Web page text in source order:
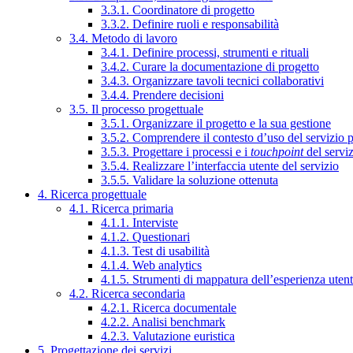
3.3.1. Coordinatore di progetto
3.3.2. Definire ruoli e responsabilità
3.4. Metodo di lavoro
3.4.1. Definire processi, strumenti e rituali
3.4.2. Curare la documentazione di progetto
3.4.3. Organizzare tavoli tecnici collaborativi
3.4.4. Prendere decisioni
3.5. Il processo progettuale
3.5.1. Organizzare il progetto e la sua gestione
3.5.2. Comprendere il contesto d’uso del servizio
3.5.3. Progettare i processi e i touchpointdel
3.5.4. Realizzare l’interfaccia utente del servizio
3.5.5. Validare la soluzione ottenuta
4. Ricerca progettuale
4.1. Ricerca primaria
4.1.1. Interviste
4.1.2. Questionari
4.1.3. Test di usabilità
4.1.4. Web analytics
4.1.5. Strumenti di mappatura dell’esperienza
4.2. Ricerca secondaria
4.2.1. Ricerca documentale
4.2.2. Analisi benchmark
4.2.3. Valutazione euristica
5. Progettazione dei servizi